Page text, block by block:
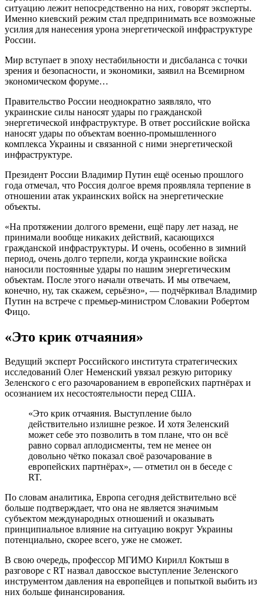
ситуацию лежит непосредственно на них, говорят эксперты.
Именно киевский режим стал предпринимать все возможные
усилия для нанесения урона энергетической инфраструктуре
России.
Мир вступает в эпоху нестабильности и дисбаланса с точки
зрения и безопасности, и экономики, заявил на Всемирном
экономическом форуме…
Правительство России неоднократно заявляло, что
украинские силы наносят удары по гражданской
энергетической инфраструктуре. В ответ российские войска
наносят удары по объектам военно-промышленного
комплекса Украины и связанной с ними энергетической
инфраструктуре.
Президент России Владимир Путин ещё осенью прошлого
года отмечал, что Россия долгое время проявляла терпение в
отношении атак украинских войск на энергетические
объекты.
«На протяжении долгого времени, ещё пару лет назад, не
принимали вообще никаких действий, касающихся
гражданской инфраструктуры. И очень, особенно в зимний
период, очень долго терпели, когда украинские войска
наносили постоянные удары по нашим энергетическим
объектам. После этого начали отвечать. И мы отвечаем,
конечно, ну, так скажем, серьёзно», — подчёркивал Владимир
Путин на встрече с премьер-министром Словакии Робертом
Фицо.
«Это крик отчаяния»
Ведущий эксперт Российского института стратегических
исследований Олег Неменский увязал резкую риторику
Зеленского с его разочарованием в европейских партнёрах и
осознанием их несостоятельности перед США.
«Это крик отчаяния. Выступление было
действительно излишне резкое. И хотя Зеленский
может себе это позволить в том плане, что он всё
равно сорвал аплодисменты, тем не менее он
довольно чётко показал своё разочарование в
европейских партнёрах», — отметил он в беседе с
RT.
По словам аналитика, Европа сегодня действительно всё
больше подтверждает, что она не является значимым
субъектом международных отношений и оказывать
принципиальное влияние на ситуацию вокруг Украины
потенциально, скорее всего, уже не сможет.
В свою очередь, профессор МГИМО Кирилл Коктыш в
разговоре с RT назвал давосское выступление Зеленского
инструментом давления на европейцев и попыткой выбить из
них больше финансирования.